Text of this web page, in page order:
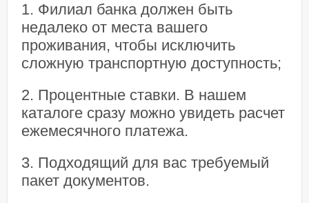
1. Филиал банка должен быть
недалеко от места вашего
проживания, чтобы исключить
сложную транспортную доступность;
2. Процентные ставки. В нашем
каталоге сразу можно увидеть расчет
ежемесячного платежа.
3. Подходящий для вас требуемый
пакет документов.